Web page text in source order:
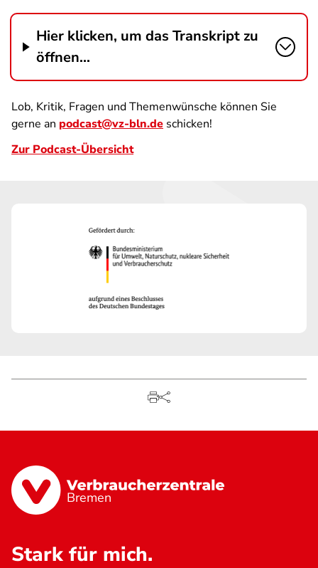
Hier klicken, um das Transkript zu
öffnen...
Lob, Kritik, Fragen und Themenwünsche können Sie
gerne an podcast@vz-bln.de schicken!
Zur Podcast-Übersicht
Bremen
Stark für mich.